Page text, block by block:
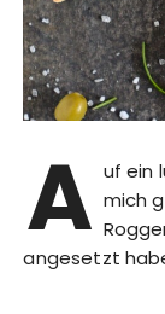
A uf ein
mich
angesetzt